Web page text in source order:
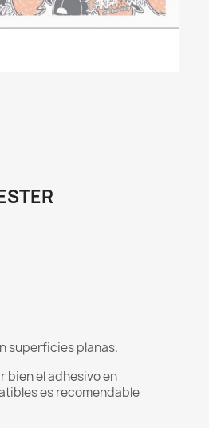
superficies planas.
bien el adhesivo en
es recomendable